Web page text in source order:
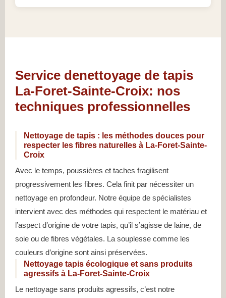
Service denettoyage de tapis
La-Foret-Sainte-Croix: nos
techniques professionnelles
Nettoyage de tapis : les méthodes douces pour
respecter les fibres naturelles à La-Foret-Sainte-
Croix
Avec le temps, poussières et taches fragilisent
progressivement les fibres. Cela finit par nécessiter un
nettoyage en profondeur. Notre équipe de spécialistes
intervient avec des méthodes qui respectent le matériau et
l’aspect d’origine de votre tapis, qu’il s’agisse de laine, de
soie ou de fibres végétales. La souplesse comme les
couleurs d’origine sont ainsi préservées.
Nettoyage tapis écologique et sans produits
agressifs à La-Foret-Sainte-Croix
Le nettoyage sans produits agressifs, c’est notre